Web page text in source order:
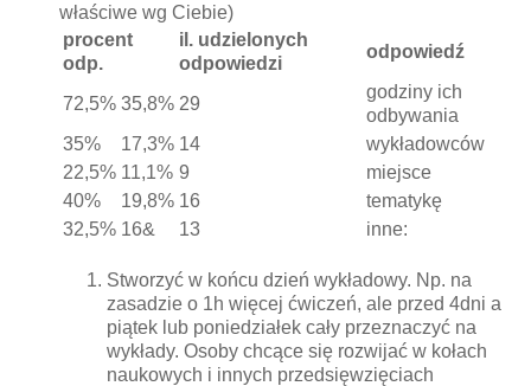
właściwe wg Ciebie)
procent
odp.
il. udzielonych
odpowiedzi
odpowiedź
72,5% 35,8% 29
godziny ich
odbywania
35%
17,3% 14
wykładowców
22,5% 11,1% 9
miejsce
40%
19,8% 16
tematykę
32,5% 16& 13 inne:
Stworzyć w końcu dzień wykładowy. Np. na
zasadzie o 1h więcej ćwiczeń, ale przed 4dni a
piątek lub poniedziałek cały przeznaczyć na
wykłady. Osoby chcące się rozwijać w kołach
naukowych i innych przedsięwzięciach